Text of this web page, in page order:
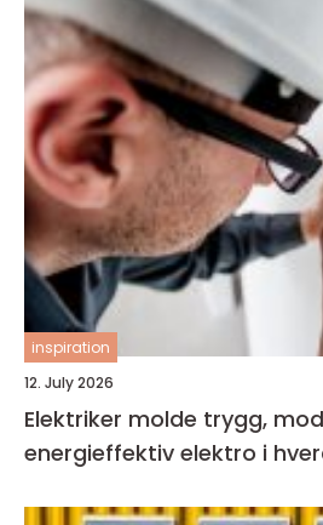
inspiration
12. July 2026
Elektriker molde trygg, moderne og
energieffektiv elektro i